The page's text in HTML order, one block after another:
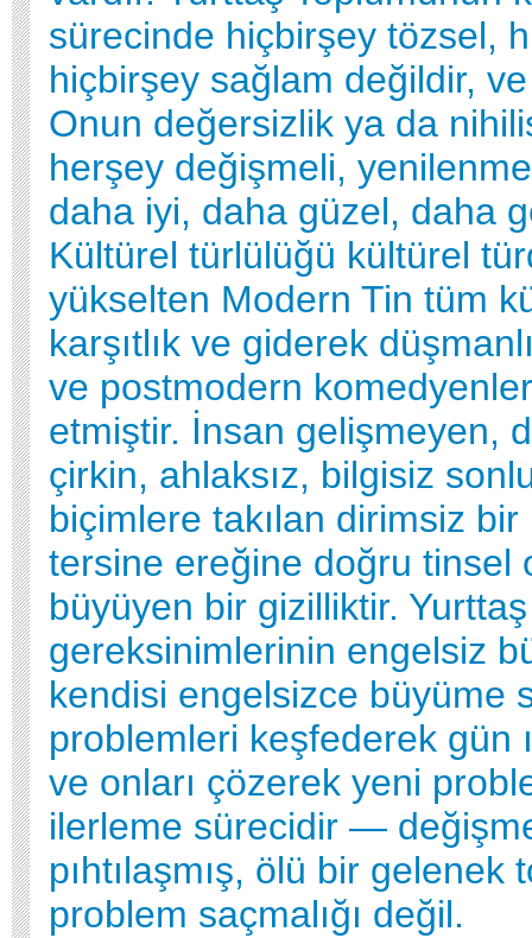
sürecinde hiçbirşey tözsel,
hiçbirşey sağlam değildir, ve
Onun değersizlik ya da
herşey değişmeli,
daha iyi, daha güzel, daha
Kültürel türlülüğü kültürel
yükselten Modern Tin tüm
karşıtlık ve giderek
ve postmodern
etmiştir. İnsan gelişmeyen,
çirkin, ahlaksız, bilgisiz
biçimlere takılan dirimsiz
tersine ereğine doğru tinsel
büyüyen bir gizilliktir.
gereksinimlerinin engelsiz
kendisi engelsizce büyüme
problemleri keşfederek gün
ve onları çözerek yeni
ilerleme sürecidir —
pıhtılaşmış, ölü bir gelenek
problem saçmalığı değil.